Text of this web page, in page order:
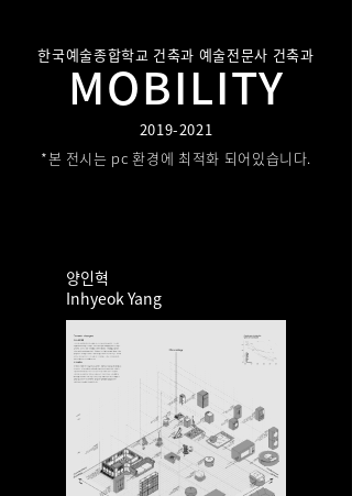
MOBILITY
한국예술종합학교 건축과 예술전문사 건축과
2019-2021
*본 전시는 pc 환경에 최적화 되어있습니다.
양인혁
​Inhyeok Yang